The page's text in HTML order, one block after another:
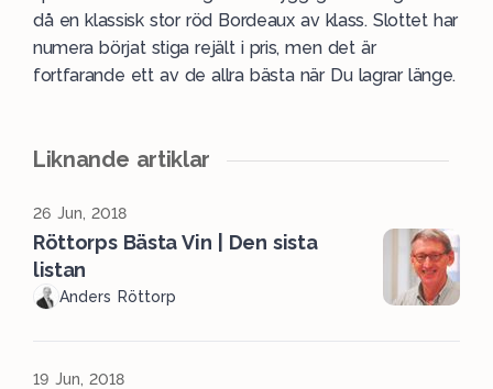
då en klassisk stor röd Bordeaux av klass. Slottet har
numera börjat stiga rejält i pris, men det är
fortfarande ett av de allra bästa när Du lagrar länge.
Liknande artiklar
26 Jun, 2018
Röttorps Bästa Vin | Den sista
listan
Anders Röttorp
19 Jun, 2018